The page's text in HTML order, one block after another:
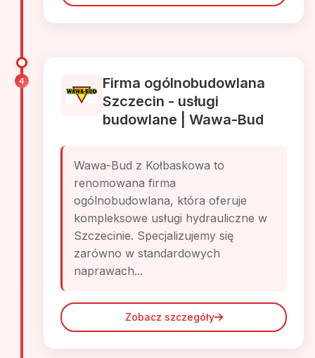
4
Firma ogólnobudowlana
Szczecin - usługi
budowlane | Wawa-Bud
Wawa-Bud z Kołbaskowa to
renomowana firma
ogólnobudowlana, która oferuje
kompleksowe usługi hydrauliczne w
Szczecinie. Specjalizujemy się
zarówno w standardowych
naprawach...
Zobacz szczegóły